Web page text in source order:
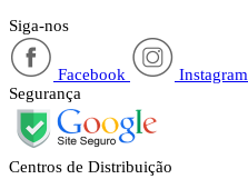
Siga-nos
Facebook Instagram
Segurança
Centros de Distribuição